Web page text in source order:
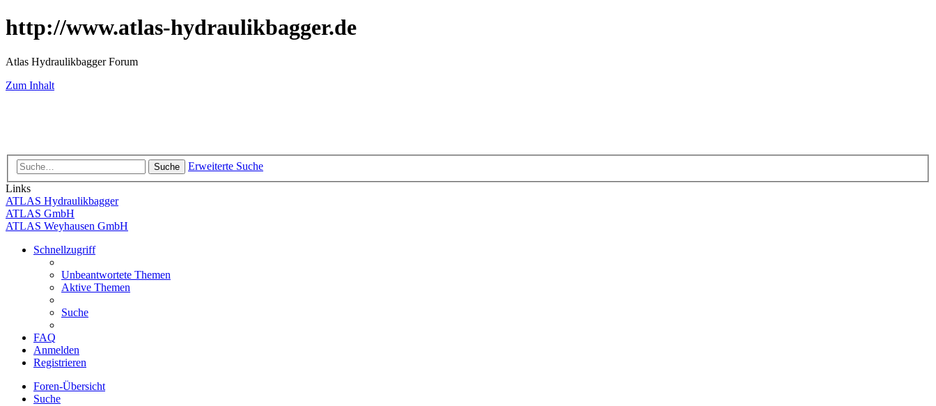
http://www.atlas-hydraulikbagger.de
Atlas Hydraulikbagger Forum
Zum Inhalt
Suche
Erweiterte Suche
Links
ATLAS Hydraulikbagger
ATLAS GmbH
ATLAS Weyhausen GmbH
Schnellzugriff
Unbeantwortete Themen
Aktive Themen
Suche
FAQ
Anmelden
Registrieren
Foren-Übersicht
Suche